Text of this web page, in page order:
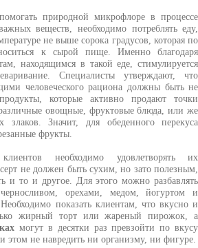
природной микрофлоре в процессе
веществ, необходимо потреблять еду,
не выше сорока градусов, которая по
к сырой пище. Именно благодаря
находящимся в такой еде, стимулируется
Специалисты утверждают, что
человеческого рациона должны быть не
которые активно продают точки
овощные, фруктовые блюда, или же
Значит, для обеденного перекуса
фрукты.
необходимо удовлетворять их
не должен быть сухим, но зато полезным,
и то и другое. Для этого можно разбавлять
орехами, медом, йогуртом и
показать клиентам, что вкусно и
жирный торт или жареный пирожок, а
могут в десятки раз превзойти по вкусу
этом не навредить ни организму, ни фигуре.